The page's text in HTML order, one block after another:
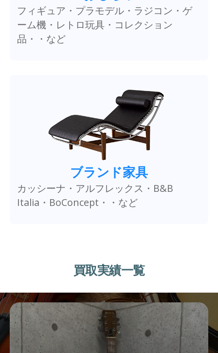
フィギュア・プラモデル・ラジコン・ゲ
ーム機・レトロ玩具・コレクション
品・・など
ブランド家具
カッシーナ・アルフレックス・B&B
Italia・BoConcept・・など
買取実績一覧